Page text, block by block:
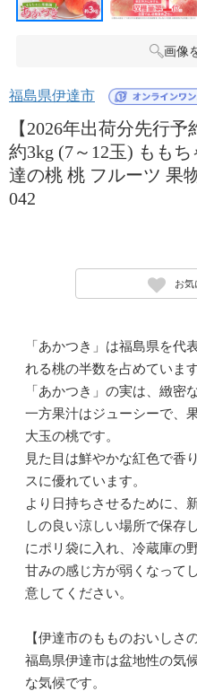
画像
福島県伊達市
【2026年出荷分先行
約3kg (7～12玉) もも
達の桃 桃 フルーツ 果
042
お気
「あかつき」は福島県を代
れる桃の半数を占めています
「あかつき」の実は、緻密
一方果汁はジューシーで、
大玉の桃です。
見た目は鮮やかな紅色で香
スに優れています。
より日持ちさせるために、
しの良い涼しい場所で保存
にポリ袋に入れ、冷蔵庫の
甘みの感じ方が弱くなって
意してください。
【伊達市のもものおいしさ
福島県伊達市は盆地性の気
な気候です。